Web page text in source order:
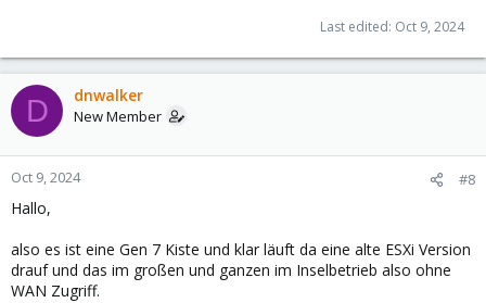
Last edited: Oct 9, 2024
D dnwalker
New Member
Oct 9, 2024 #8
Hallo,
also es ist eine Gen 7 Kiste und klar läuft da eine alte ESXi Version
drauf und das im großen und ganzen im Inselbetrieb also ohne
WAN Zugriff.